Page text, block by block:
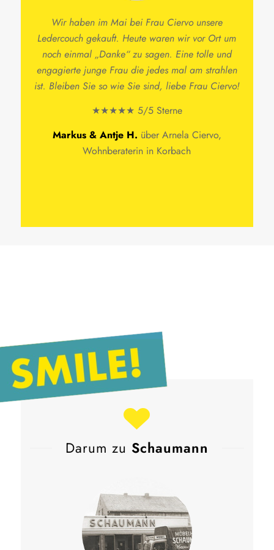
Wir haben im Mai bei Frau Ciervo unsere
Ledercouch gekauft. Heute waren wir vor Ort um
noch einmal „Danke“ zu sagen. Eine tolle und
engagierte junge Frau die jedes mal am strahlen
ist. Bleiben Sie so wie Sie sind, liebe Frau Ciervo!
★★★★★ 5/5 Sterne
Markus & Antje H. über Arnela Ciervo,
Wohnberaterin in Korbach
Darum zu Schaumann